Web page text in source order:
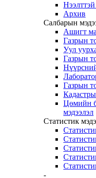
Архив
Салбарын
Ашигт
Газрын
Уул
Газрын
Газрын
Цөмийн
мэдээлэл
Статистик
-